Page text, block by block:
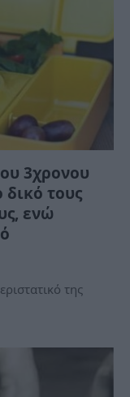
3χρονου
τους
ενώ
της